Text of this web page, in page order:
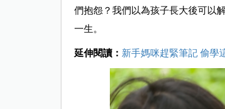
們抱怨？我們以為孩子長大後可以
一生。
延伸閱讀： 新手媽咪趕緊筆記 偷學